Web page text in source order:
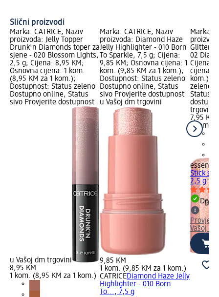
Slični proizvodi
Marka: CATRICE; Naziv
proizvoda: Jelly Topper
Drunk'n Diamonds toper za
sjene - 020 Blossom Lights,
2,5 g; Cijena: 8,95 KM;
Osnovna cijena: 1 kom.
(8,95 KM za 1 kom.);
Dostupnost: Status zeleno
Dostupno online, Status
sivo Provjerite dostupnost
u Vašoj dm trgovini
8,95 KM
1 kom. (8,95 KM za 1 kom.)
Marka: CATRICE; Naziv
proizvoda: Diamond Haze
Jelly Highlighter - 010 Born
To Sparkle, 7,5 g; Cijena:
9,85 KM; Osnovna cijena: 1
kom. (9,85 KM za 1 kom.);
Dostupnost: Status zeleno
Dostupno online, Status
sivo Provjerite dostupnost
u Vašoj dm trgovini
9,85 KM
1 kom. (9,85 KM za 1 kom.)
CATRICEDiamond Haze Jelly
Highlighter - 010 Born
To..., 7,5 g
Marka:
Glitter
02
Cijena:
cijena: 1
kom.);
zeleno
Status
trgovini
7,95 KM
1 kom.
essence
Stick
2,5 g
Vašoj